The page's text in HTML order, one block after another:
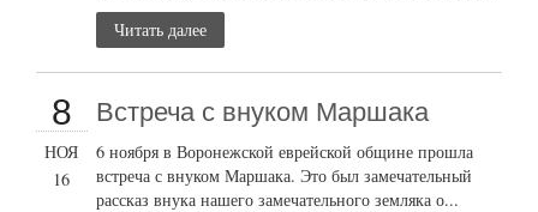
Читать далее
8
НОЯ
16
Встреча с внуком Маршака
6 ноября в Воронежской еврейской общине прошла
встреча с внуком Маршака. Это был замечательный
рассказ внука нашего замечательного земляка о...